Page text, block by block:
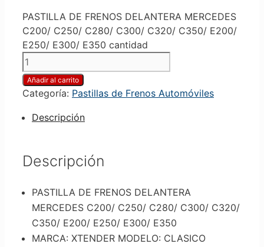
PASTILLA DE FRENOS DELANTERA MERCEDES
C200/ C250/ C280/ C300/ C320/ C350/ E200/
E250/ E300/ E350 cantidad
Añadir al carrito
Categoría: Pastillas de Frenos Automóviles
Descripción
Descripción
PASTILLA DE FRENOS DELANTERA
MERCEDES C200/ C250/ C280/ C300/ C320/
C350/ E200/ E250/ E300/ E350
MARCA: XTENDER MODELO: CLASICO